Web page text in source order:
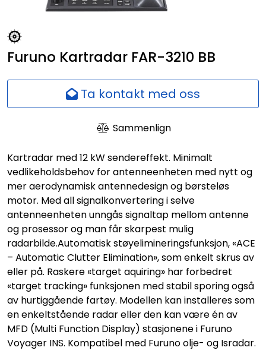
Furuno Kartradar FAR-3210 BB
Ta kontakt med oss
Sammenlign
Kartradar med 12 kW sendereffekt. Minimalt
vedlikeholdsbehov for antenneenheten med nytt og
mer aerodynamisk antennedesign og børsteløs
motor. Med all signalkonvertering i selve
antenneenheten unngås signaltap mellom antenne
og prosessor og man får skarpest mulig
radarbilde.Automatisk støyelimineringsfunksjon, «ACE
– Automatic Clutter Elimination», som enkelt skrus av
eller på. Raskere «target aquiring» har forbedret
«target tracking» funksjonen med stabil sporing også
av hurtiggående fartøy. Modellen kan installeres som
en enkeltstående radar eller den kan være én av
MFD (Multi Function Display) stasjonene i Furuno
Voyager INS. Kompatibel med Furuno olje- og Isradar.
Nettverk
Ansatte